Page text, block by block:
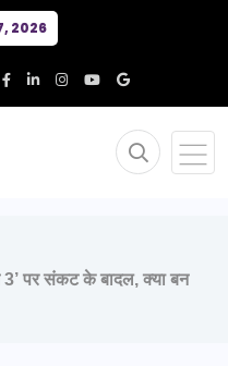
2026
पर संकट के बादल, क्या बन